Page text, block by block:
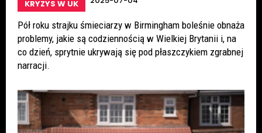
KRYZYS W UK
Pół roku strajku śmieciarzy w Birmingham boleśnie obnaża
problemy, jakie są codziennością w Wielkiej Brytanii i, na
co dzień, sprytnie ukrywają się pod płaszczykiem zgrabnej
narracji.